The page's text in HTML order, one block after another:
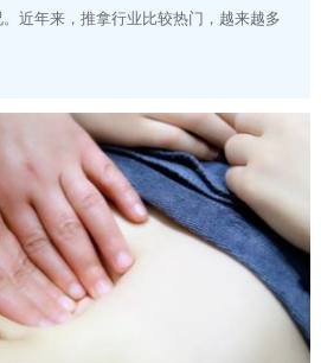
近年来，推拿行业比较热门，越来越多